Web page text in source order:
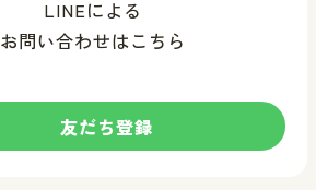
LINEによる
お問い合わせはこちら
友だち登録
す
る